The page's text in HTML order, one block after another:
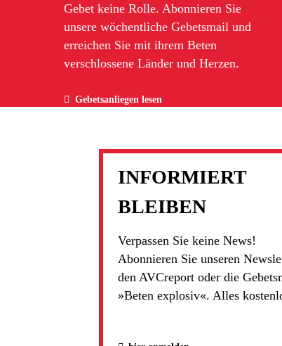
Gebet keine Rolle. Abonnieren Sie
unsere wöchentliche Gebetsmail und
erreichen Sie mit ihrem Beten
verschlossene Länder und Herzen.
Gebetsanliegen lesen
INFORMIERT
BLEIBEN
Verpassen Sie keine News!
Abonnieren Sie unseren
den AVCreport oder die
»Beten explosiv«. Alles